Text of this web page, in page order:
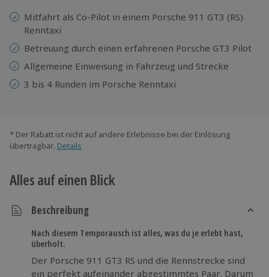
Mitfahrt als Co-Pilot in einem Porsche 911 GT3 (RS)
Renntaxi
Betreuung durch einen erfahrenen Porsche GT3 Pilot
Allgemeine Einweisung in Fahrzeug und Strecke
3 bis 4 Runden im Porsche Renntaxi
* Der Rabatt ist nicht auf andere Erlebnisse bei der Einlösung
übertragbar. Details
Alles auf einen Blick
Beschreibung
Nach diesem Temporausch ist alles, was du je erlebt hast,
überholt.
Der Porsche 911 GT3 RS und die Rennstrecke sind
ein perfekt aufeinander abgestimmtes Paar. Darum